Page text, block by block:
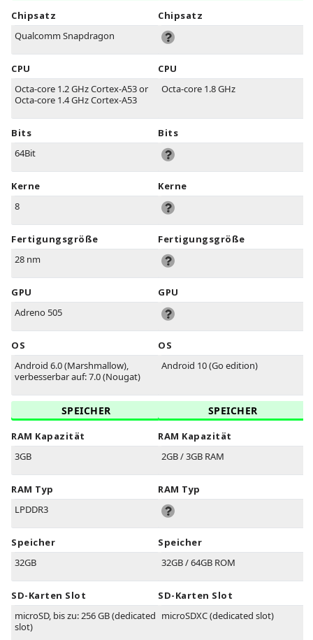
Chipsatz
Qualcomm Snapdragon
CPU
Octa-core 1.2 GHz Cortex-A53 or
Octa-core 1.4 GHz Cortex-A53
Bits
64Bit
Kerne
8
Fertigungsgröße
28 nm
GPU
Adreno 505
OS
Android 6.0 (Marshmallow),
verbesserbar auf: 7.0 (Nougat)
SPEICHER
RAM Kapazität
3GB
RAM Typ
LPDDR3
Speicher
32GB
SD-Karten Slot
microSD, bis zu: 256 GB (dedicated
slot)
Chipsatz
CPU
Octa-core 1.8 GHz
Bits
Kerne
Fertigungsgröße
GPU
OS
Android 10 (Go edition)
SPEICHER
RAM Kapazität
2GB / 3GB RAM
RAM Typ
Speicher
32GB / 64GB ROM
SD-Karten Slot
microSDXC (dedicated slot)